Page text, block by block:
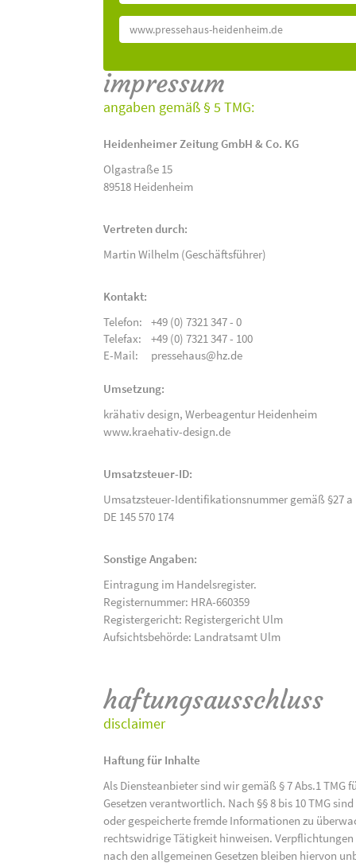
www.pressehaus-heidenheim.de
impressum
angaben gemäß § 5 TMG:
Heidenheimer Zeitung GmbH & Co. KG
Olgastraße 15
89518 Heidenheim
Vertreten durch:
Martin Wilhelm (Geschäftsführer)
Kontakt:
Telefon:
+49 (0) 7321 347 - 0
Telefax:
+49 (0) 7321 347 - 100
E-Mail:
pressehaus@hz.de
Umsetzung:
krähativ design, Werbeagentur Heidenheim
www.kraehativ-design.de
Umsatzsteuer-ID:
Umsatzsteuer-Identifikationsnummer gemäß §27 a
DE 145 570 174
Sonstige Angaben:
Eintragung im Handelsregister.
Registernummer: HRA-660359
Registergericht: Registergericht Ulm
Aufsichtsbehörde: Landratsamt Ulm
haftungsausschluss
disclaimer
Haftung für Inhalte
Als Diensteanbieter sind wir gemäß § 7 Abs.1
Gesetzen verantwortlich. Nach §§ 8 bis 10 TMG
oder gespeicherte fremde Informationen zu
rechtswidrige Tätigkeit hinweisen.
nach den allgemeinen Gesetzen bleiben hiervon